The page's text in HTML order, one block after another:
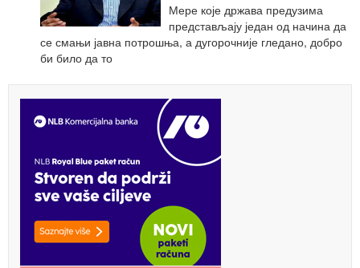
Мере које држава предузима
представљају један од начина да
се смањи јавна потрошња, а дугорочније гледано, добро
би било да то